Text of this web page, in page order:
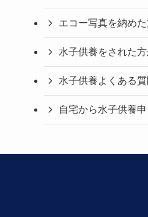
エコー写真を納め
水子供養をされた
水子供養よくある質
自宅から水子供養